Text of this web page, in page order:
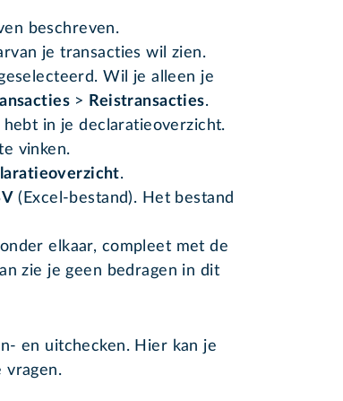
beschreven.
je transacties wil zien.
Wil je alleen je
> Reistransacties.
in je declaratieoverzicht.
vinken.
.
(Excel-bestand). Het bestand
elkaar, compleet met de
zie je geen bedragen in dit
en uitchecken. Hier kan je
vragen.